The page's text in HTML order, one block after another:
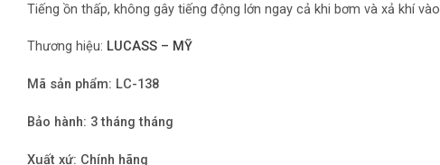
Tiếng ồn thấp, không gây tiếng động lớn ngay cả khi bơm và xả khí
Thương hiệu: LUCASS – MỸ
Mã sản phẩm: LC-138
Bảo hành: 3 tháng tháng
Xuất xứ: Chính hãng